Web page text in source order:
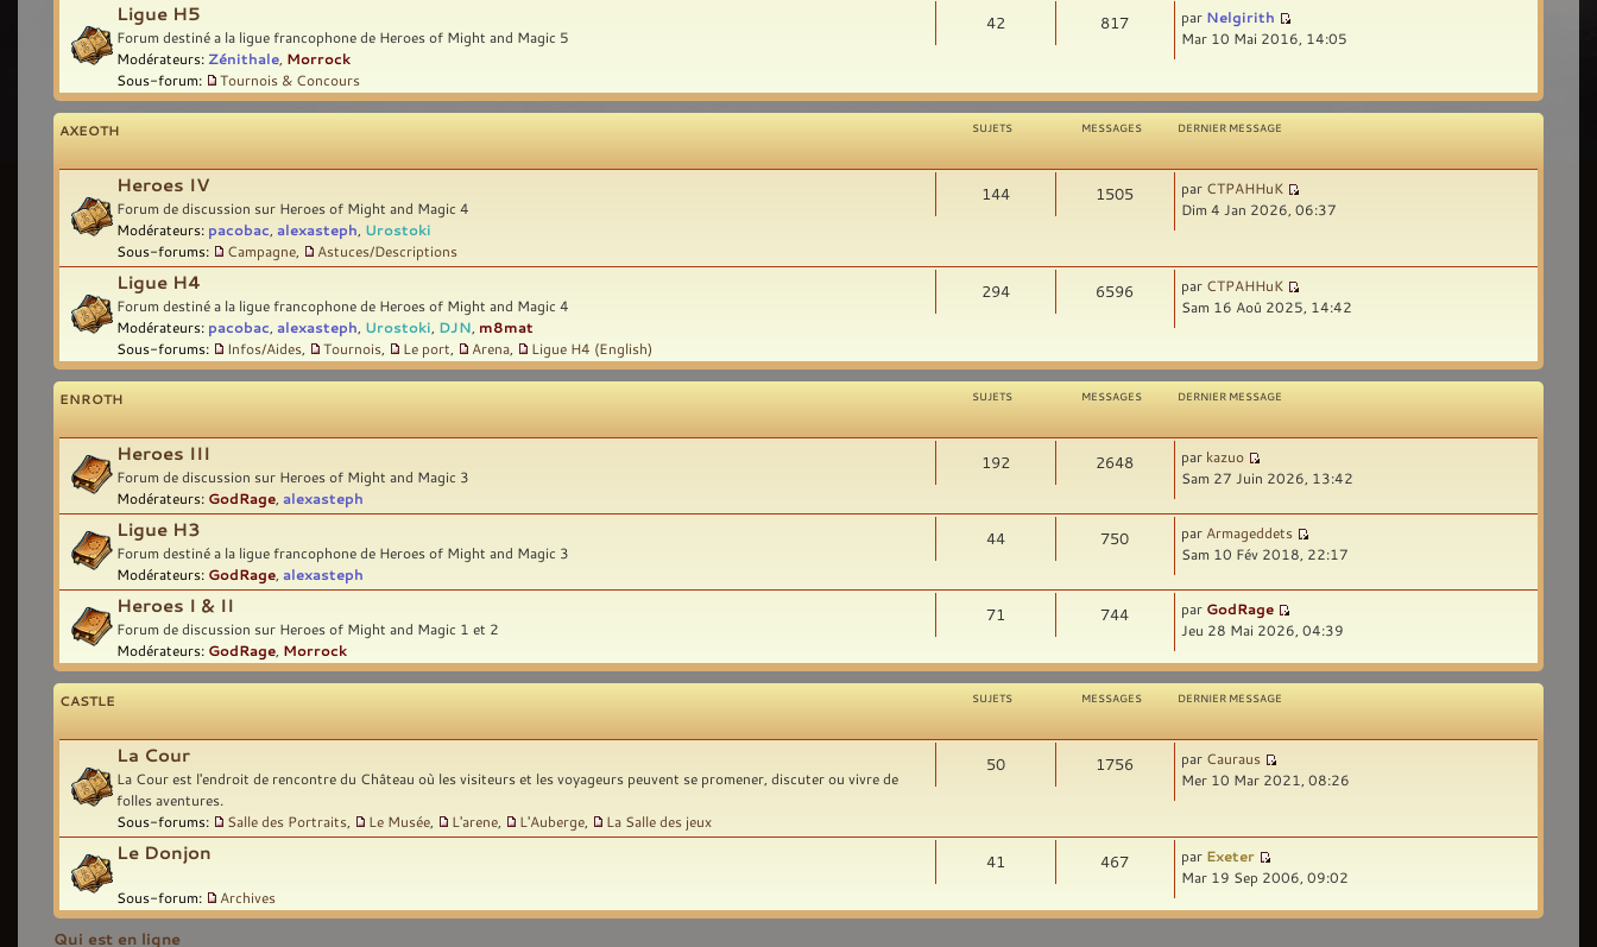
Ligue H5
Forum destiné a la ligue francophone de Heroes of Might and Magic 5
Modérateurs: Zénithale Morrock
Sous-forum:
Tournois & Concours
42 817 par Nelgirith
Mar 10 Mai 2016, 14:05
AXEOTH SUJETS MESSAGES DERNIER MESSAGE
Heroes IV
Forum de discussion sur Heroes of Might and Magic 4
Modérateurs: pacobac alexasteph Urostoki
Sous-forums:
Campagne Astuces/Descriptions
144 1505 par CTPAHHuK
Dim 4 Jan 2026, 06:37
Ligue H4
Forum destiné a la ligue francophone de Heroes of Might and Magic 4
Modérateurs: pacobac alexasteph Urostoki DJN m8mat
Sous-forums:
Infos/Aides Tournois Le port Arena Ligue H4 (English)
294 6596 par CTPAHHuK
Sam 16 Aoû 2025, 14:42
ENROTH SUJETS MESSAGES DERNIER MESSAGE
Heroes III
Forum de discussion sur Heroes of Might and Magic 3
Modérateurs: GodRage alexasteph
192 2648 par kazuo
Sam 27 Juin 2026, 13:42
Ligue H3
Forum destiné a la ligue francophone de Heroes of Might and Magic 3
Modérateurs: GodRage alexasteph
44 750 par Armageddets
Sam 10 Fév 2018, 22:17
Heroes I & II
Forum de discussion sur Heroes of Might and Magic 1 et 2
Modérateurs: GodRage Morrock
71 744 par GodRage
Jeu 28 Mai 2026, 04:39
CASTLE SUJETS MESSAGES DERNIER MESSAGE
La Cour
La Cour est l'endroit de rencontre du Château où les visiteurs et les voyageurs peuvent se promener, discuter ou vivre de
folles aventures.
Sous-forums:
Salle des Portraits Le Musée L'arene L'Auberge La Salle des jeux
50 1756 par Cauraus
Mer 10 Mar 2021, 08:26
Le Donjon
Sous-forum: Archives
41 467 par Exeter
Mar 19 Sep 2006, 09:02
Qui est en ligne